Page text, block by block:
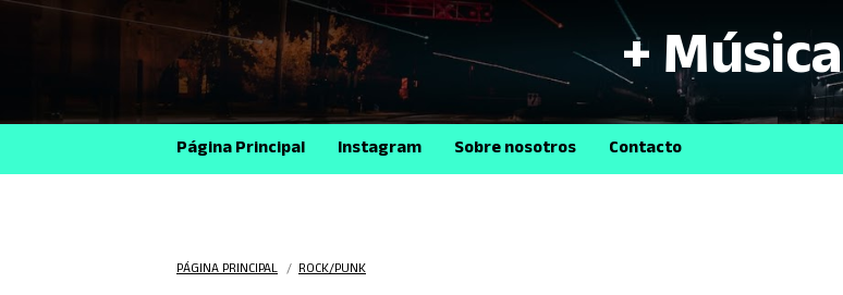
+ Música
Página Principal Instagram Sobre nosotros Contacto
PÁGINA PRINCIPAL / ROCK/PUNK